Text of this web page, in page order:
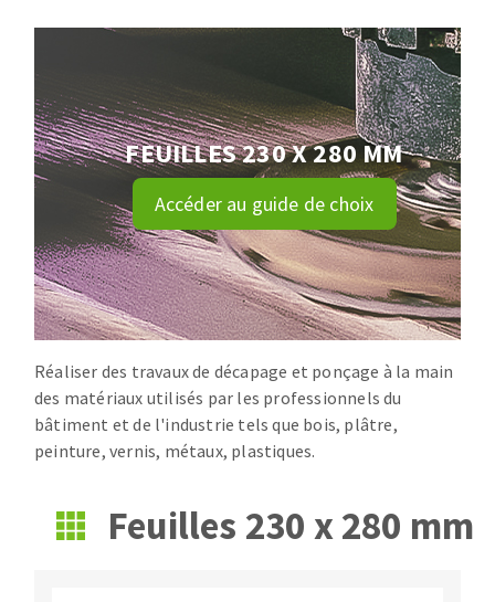
Disques fibre
Meules sur tige
Brosses
Meules de tourets
Feutres à polir
Bandes sans fin
Rouleaux d'atelier
NETTOYAGE
Aspirateurs
MACHINES POUR LE TRAVAIL DU MÉTAL
Tronçonneuses
Scies à ruban
Perceuses
Perceuses magnétiques
Affuteurs de forets
Ponceuses
OUTILS COUPANTS
Fraises scies
FEUILLES 230 X 280 MM
Accéder au guide de choix
Réaliser des travaux de décapage et ponçage à la main
des matériaux utilisés par les professionnels du
bâtiment et de l'industrie tels que bois, plâtre,
peinture, vernis, métaux, plastiques.
Feuilles 230 x 280 mm